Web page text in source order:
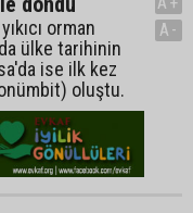
orman
ülke tarihinin
ise ilk kez
oluştu.
A-